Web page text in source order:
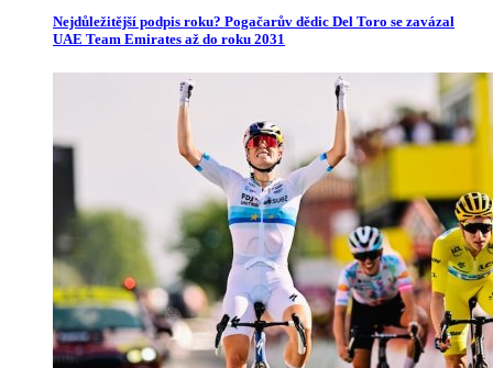
Nejdůležitější podpis roku? Pogačarův dědic Del Toro se zavázal
UAE Team Emirates až do roku 2031